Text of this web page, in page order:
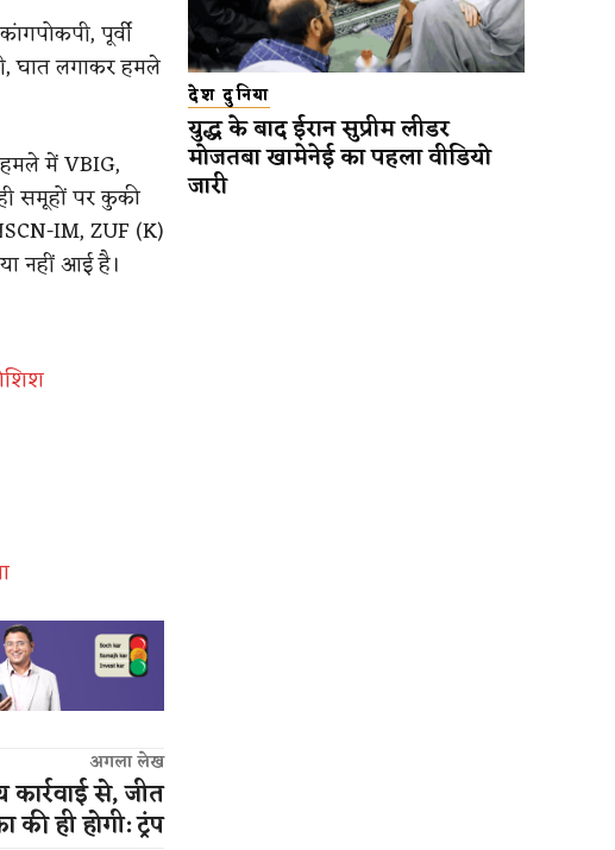
पूर्वी
घात लगाकर हमले
में VBIG,
समूहों पर कुकी
IM, ZUF (K)
नहीं आई है।
अगला लेख
से, जीत
की ही होगी: ट्रंप
देश दुनिया
युद्ध के बाद ईरान सुप्रीम लीडर
मोजतबा खामेनेई का पहला वीडियो
जारी